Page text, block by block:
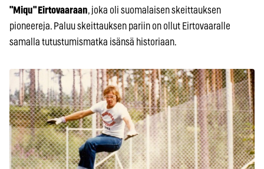
"Miqu" Eirtovaaraan, joka oli suomalaisen skeittauksen
pioneereja. Paluu skeittauksen pariin on ollut Eirtovaaralle
samalla tutustumismatka isänsä historiaan.